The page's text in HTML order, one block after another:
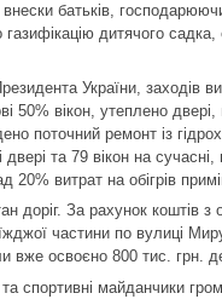
батьків,
дитячого
України, заходів
50% вікон, утеплено
поточний ремонт із
двері та 79 вікон на
витрат на обігрів
доріг. За рахунок коштів
частини по вулиці
вже освоєно 800 тис. грн.
та спортивні майданчики